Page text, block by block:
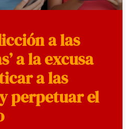
a las
a la excusa
a las
perpetuar el